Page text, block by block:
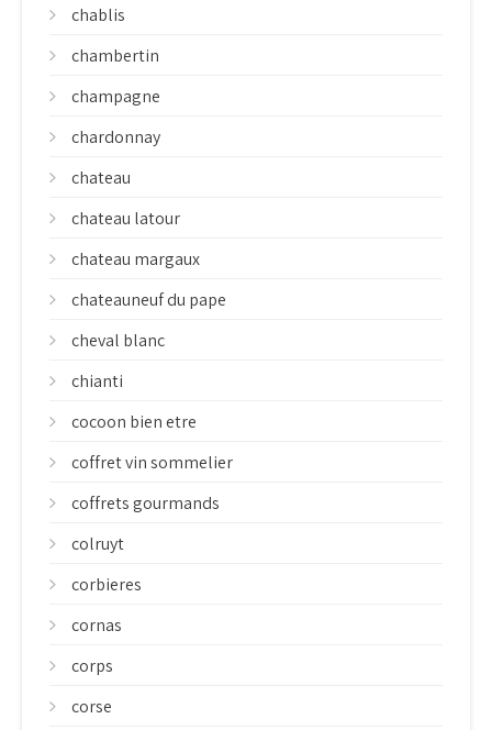
chablis
chambertin
champagne
chardonnay
chateau
chateau latour
chateau margaux
chateauneuf du pape
cheval blanc
chianti
cocoon bien etre
coffret vin sommelier
coffrets gourmands
colruyt
corbieres
cornas
corps
corse